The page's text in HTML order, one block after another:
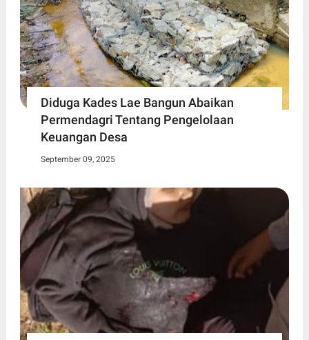
Diduga Kades Lae Bangun Abaikan
Permendagri Tentang Pengelolaan
Keuangan Desa
September 09, 2025